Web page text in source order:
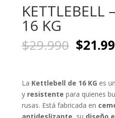
KETTLEBELL
16 KG
$29.990 El
precio
era:
$
La Kettlebell de 16 KG es
y resistente para quienes
rusas. Está fabricada en